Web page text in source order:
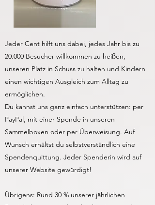
Jeder Cent hilft uns dabei, jedes Jahr bis zu
20.000 Besucher willkommen zu heißen,
unseren Platz in Schuss zu halten und Kindern
einen wichtigen Ausgleich zum Alltag zu
ermöglichen.
Du kannst uns ganz einfach unterstützen: per
PayPal, mit einer Spende in unseren
Sammelboxen oder per Überweisung. Auf
Wunsch erhältst du selbstverständlich eine
Spendenquittung. Jeder Spenderin wird auf
unserer Website gewürdigt!
Übrigens: Rund 30 % unserer jährlichen